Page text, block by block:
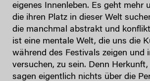
eigenes Innenleben. Es geht mehr
die ihren Platz in dieser Welt
die manchmal abstrakt und
ist eine mentale Welt, die uns die
während des Festivals zeigen und
versuchen, zu sein. Denn
sagen eigentlich nichts über die